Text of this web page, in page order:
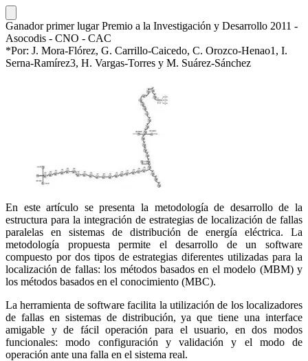
Ganador primer lugar Premio a la Investigación y Desarrollo 2011 -
Asocodis - CNO - CAC
*Por: J. Mora-Flórez, G. Carrillo-Caicedo, C. Orozco-Henao1, I.
Serna-Ramírez3, H. Vargas-Torres y M. Suárez-Sánchez
En este artículo se presenta la metodología de desarrollo de la
estructura para la integración de estrategias de localización de fallas
paralelas en sistemas de distribución de energía eléctrica. La
metodología propuesta permite el desarrollo de un software
compuesto por dos tipos de estrategias diferentes utilizadas para la
localización de fallas: los métodos basados en el modelo (MBM) y
los métodos basados en el conocimiento (MBC).
La herramienta de software facilita la utilización de los localizadores
de fallas en sistemas de distribución, ya que tiene una interface
amigable y de fácil operación para el usuario, en dos modos
funcionales: modo configuración y validación y el modo de
operación ante una falla en el sistema real.